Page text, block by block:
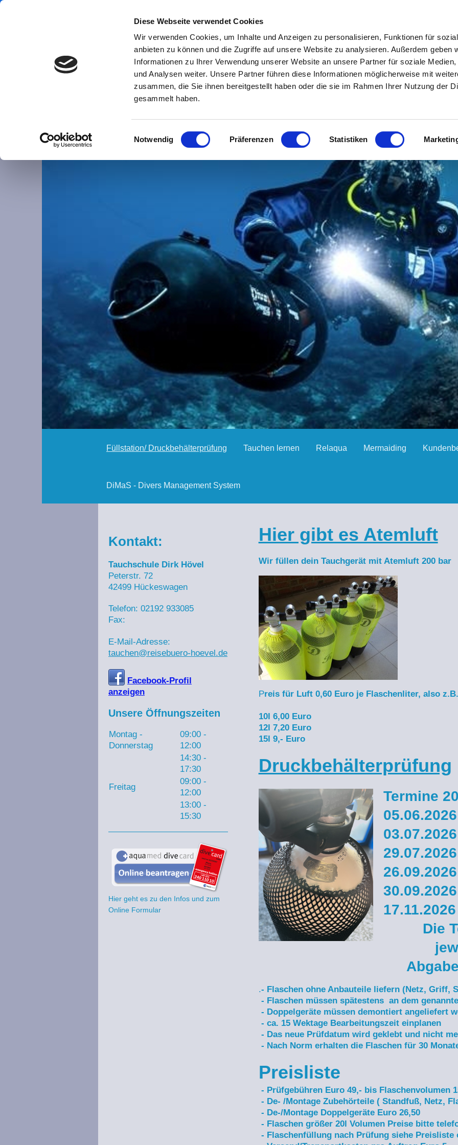
Diese Webseite verwendet Cookies
Wir verwenden Cookies, um Inhalte und Anzeigen zu personalisieren, Funktionen für
anbieten zu können und die Zugriffe auf unsere Website zu analysieren. Außerdem geben
Informationen zu Ihrer Verwendung unserer Website an unsere Partner für soziale Medien,
und Analysen weiter. Unsere Partner führen diese Informationen möglicherweise mit
zusammen, die Sie ihnen bereitgestellt haben oder die sie im Rahmen Ihrer Nutzung der
gesammelt haben.
Einwilligungsauswahl
Notwendig Präferenzen Statistiken
Tauchschule
Dirk Hövel
Du suchst Atlantis? Wir zeigen Dir den
Startseite Tauchschule
Füllstation/ Druckbehälterprüfung Tauchen lernen Relaqua Mermaiding
DiMaS - Divers Management System
Hier gibt es Atemluft
Wir füllen dein Tauchgerät mit Atemluft 200 bar
Preis für Luft 0,60 Euro je Flaschenliter, also z.B.
10l 6,00 Euro
12l 7,20 Euro
15l 9,- Euro
Druckbehälterprüfung
Termine
05.06.2026
03.07.2026
29.07.2026
26.09.2026
30.09.2026
17.11.2026
Die
.- Flaschen ohne Anbauteile liefern (Netz, Griff,
- Flaschen müssen spätestens an dem
- Doppelgeräte müssen demontiert angeliefert
- ca. 15 Wektage Bearbeitungszeit einplanen
- Das neue Prüfdatum wird geklebt und nicht
- Nach Norm erhalten die Flaschen für 30
Preisliste
- Prüfgebühren Euro 49,- bis Flaschenvolumen
- De- /Montage Zubehörteile ( Standfuß, Netz,
- De-/Montage Doppelgeräte Euro 26,50
- Flaschen größer 20l Volumen Preise bitte
- Flaschenfüllung nach Prüfung siehe Preisliste
Kontakt:
Tauchschule Dirk Hövel
Peterstr. 72
42499 Hückeswagen
Telefon: 02192 933085
Fax:
E-Mail-Adresse:
tauchen@reisebuero-hoevel.de
Facebook-Profil
anzeigen
Unsere Öffnungszeiten
Montag -
Donnerstag
09:00 -
12:00
14:30 -
17:30
Freitag
09:00 -
12:00
13:00 -
15:30
Hier geht es zu den Infos und zum
Online Formular